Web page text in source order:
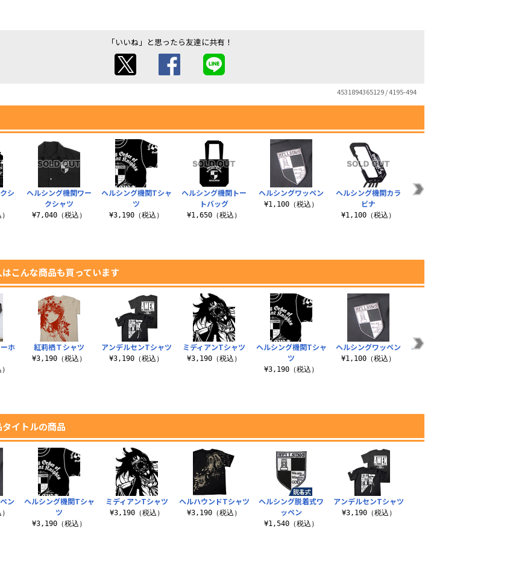
「いいね」と思ったら友達に共有！
4531894365129 / 4195-494
ヘルシング機関Tシャ
ツ
¥3,190（税込）
ヘルシング機関トー
トバッグ
¥1,650（税込）
ヘルシングワッペン
¥1,100（税込）
ヘルシング機関カラ
ビナ
¥1,100（税込）
ヘルシング機関モバ
シ
ヘルシング機関ワー
クシャツ
¥7,040（税込）
こんな商品も買っています
アンデルセンTシャツ
¥3,190（税込）
ミディアンTシャツ
¥3,190（税込）
ヘルシング機関Tシャ
ツ
¥3,190（税込）
ヘルシングワッペン
¥1,100（税込）
ミスカトニック大学T
ホ
紅莉栖Ｔシャツ
¥3,190（税込）
イトルの商品
ミディアンTシャツ
¥3,190（税込）
ヘルハウンドTシャツ
¥3,190（税込）
ヘルシング脱着式ワ
ッペン
¥1,540（税込）
アンデルセンTシャツ
¥3,190（税込）
ン
ヘルシング機関Tシャ
ツ
¥3,190（税込）